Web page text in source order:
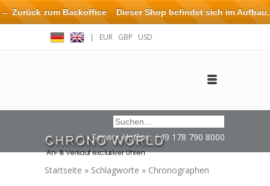
| EUR GBP USD
Service Hotline: +49 178 790 8000
Startseite » Schlagworte » Chronographen
← Zurück zum BackofficeDieser Shop befindet sich im Aufbau.
Eventuell können nicht alle Bestellungen eingehalten oder erfüllt